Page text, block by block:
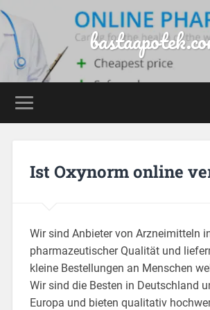
Ist Oxynorm online
Wir sind Anbieter von Arzneimitteln
pharmazeutischer Qualität und
kleine Bestellungen an Menschen
Wir sind die Besten in Deutschland
Europa und bieten qualitativ